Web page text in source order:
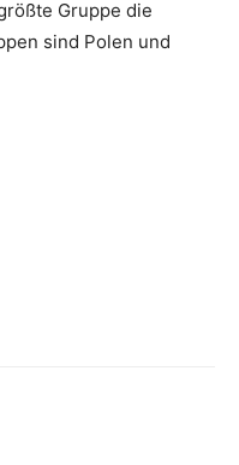
Gruppe die
sind Polen und